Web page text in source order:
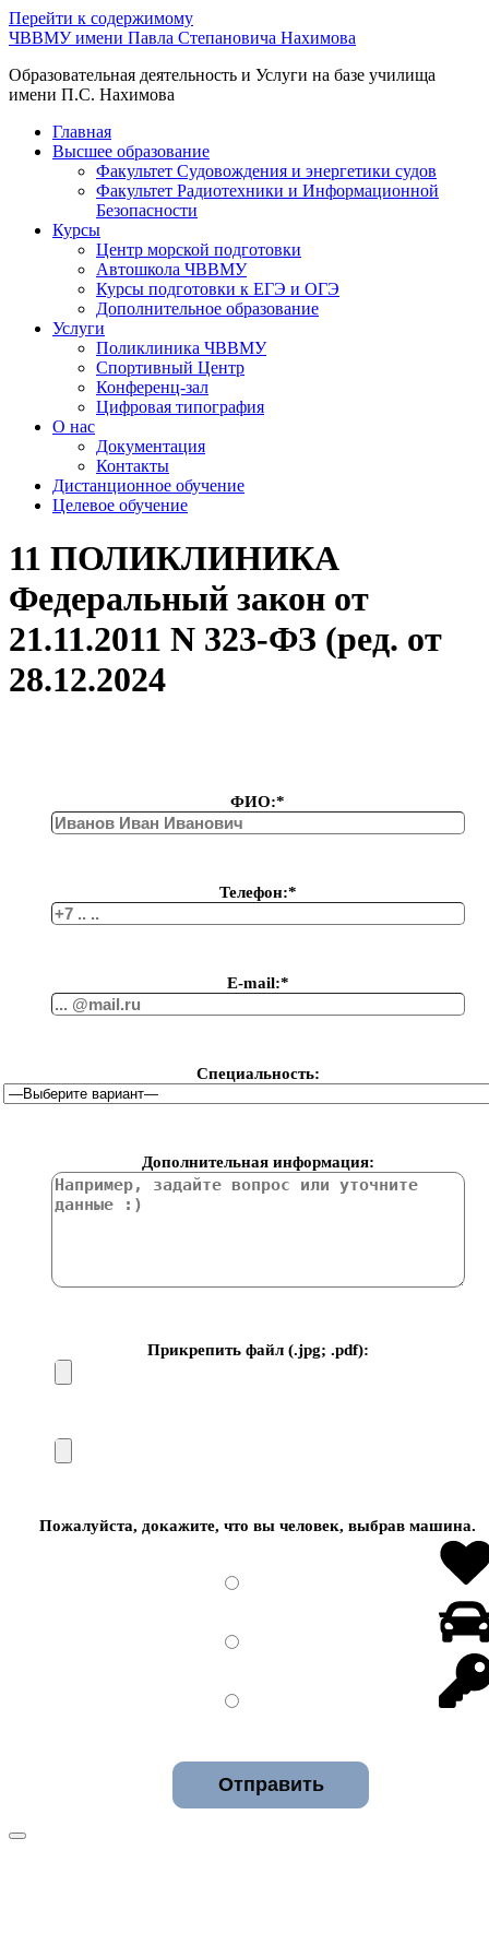
Перейти к содержимому
ЧВВМУ имени Павла Степановича Нахимова
Образовательная деятельность и Услуги на базе училища
имени П.С. Нахимова
Главная
Высшее образование
Факультет Судовождения и энергетики судов
Факультет Радиотехники и Информационной
Безопасности
Курсы
Центр морской подготовки
Автошкола ЧВВМУ
Курсы подготовки к ЕГЭ и ОГЭ
Дополнительное образование
Услуги
Поликлиника ЧВВМУ
Спортивный Центр
Конференц-зал
Цифровая типография
О нас
Документация
Контакты
Дистанционное обучение
Целевое обучение
11 ПОЛИКЛИНИКА
Федеральный закон от
21.11.2011 N 323-ФЗ (ред. от
28.12.2024
ФИО:*
Телефон:*
Е-mail:*
Специальность:
Дополнительная информация:
Прикрепить файл (.jpg; .pdf):
Пожалуйста, докажите, что вы человек, выбрав машина.